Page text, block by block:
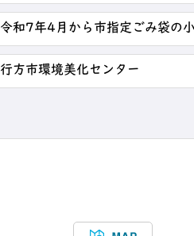
令和7年4月から市指定ごみ袋の
行方市環境美化センター